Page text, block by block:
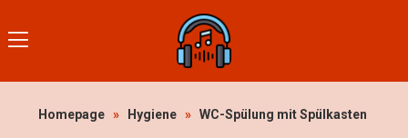
Homepage » Hygiene » WC-Spülung mit Spülkasten